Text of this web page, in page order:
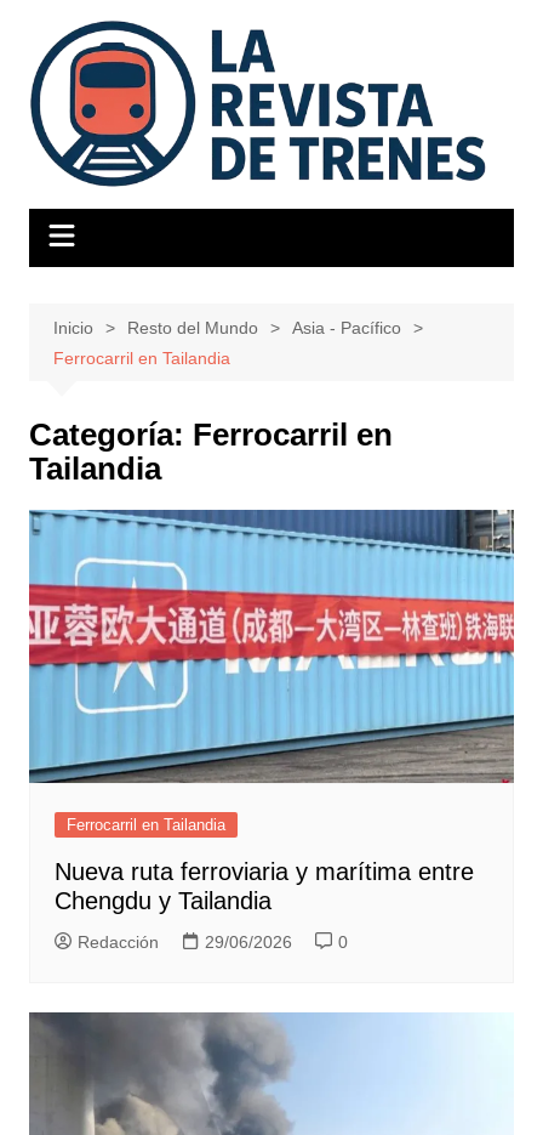
contenido
Inicio Resto del Mundo
Asia - Pacífico
Ferrocarril en Tailandia
Categoría: Ferrocarril en
Tailandia
Ferrocarril en Tailandia
Nueva ruta ferroviaria y marítima entre
Chengdu y Tailandia
Redacción 29/06/2026 0